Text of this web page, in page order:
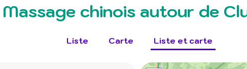
Massage chinois autour de
Liste Carte Liste et carte